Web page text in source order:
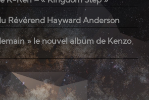
Révérend Hayward Anderson
» le nouvel album de Kenzo